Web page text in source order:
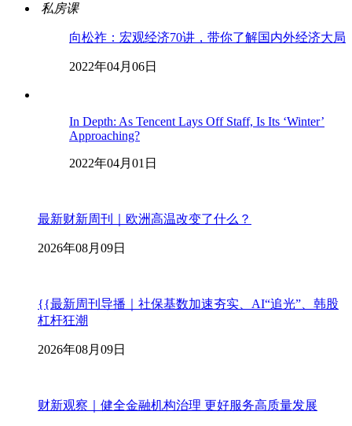
私房课
向松祚：宏观经济70讲，带你了解国内外经济大局
2022年04月06日
In Depth: As Tencent Lays Off Staff, Is Its ‘Winter’
Approaching?
2022年04月01日
最新财新周刊｜欧洲高温改变了什么？
2026年08月09日
{{最新周刊导播｜社保基数加速夯实、AI“追光”、韩股
杠杆狂潮
2026年08月09日
财新观察｜健全金融机构治理 更好服务高质量发展